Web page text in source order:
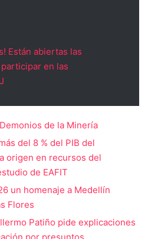
Están abiertas las
en las
de la Minería
del 8 % del PIB del
origen en recursos del
de EAFIT
un homenaje a Medellín
Flores
Patiño pide explicaciones